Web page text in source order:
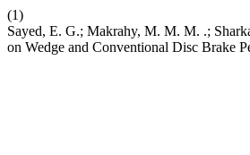
(1)
Sayed, E. G.; Makrahy, M. M. M. .;
on Wedge and Conventional Disc Brake